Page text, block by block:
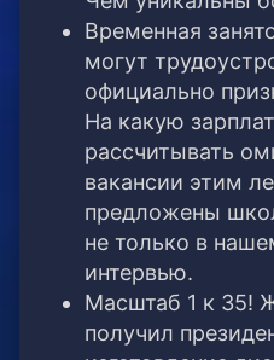
Временная
могут
официально
На какую
рассчитывать
вакансии этим
предложены
не только в
интервью.
Масштаб 1 к 35!
получил